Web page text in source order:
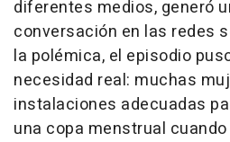
diferentes medios, generó
conversación en las redes
la polémica, el episodio
necesidad real: muchas
instalaciones adecuadas
una copa menstrual